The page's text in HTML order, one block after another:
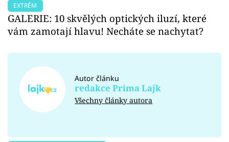
EXTRÉM
GALERIE: 10 skvělých optických iluzí, které
vám zamotají hlavu! Necháte se nachytat?
Autor článku
redakce Prima Lajk
Všechny články autora